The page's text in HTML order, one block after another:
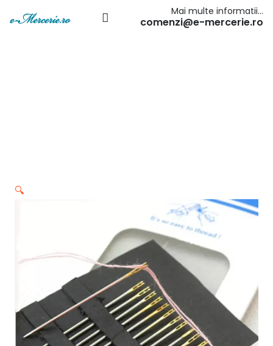
Mai multe informatii…
comenzi@e-mercerie.ro
🔍